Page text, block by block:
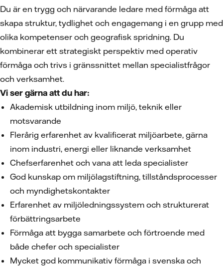
Du är en trygg och närvarande ledare med förmåga att
skapa struktur, tydlighet och engagemang i en grupp med
olika kompetenser och geografisk spridning. Du
kombinerar ett strategiskt perspektiv med operativ
förmåga och trivs i gränssnittet mellan specialistfrågor
och verksamhet.
Vi ser gärna att du har:
Akademisk utbildning inom miljö, teknik eller
motsvarande
Flerårig erfarenhet av kvalificerat miljöarbete, gärna
inom industri, energi eller liknande verksamhet
Chefserfarenhet och vana att leda specialister
God kunskap om miljölagstiftning, tillståndsprocesser
och myndighetskontakter
Erfarenhet av miljöledningssystem och strukturerat
förbättringsarbete
Förmåga att bygga samarbete och förtroende med
både chefer och specialister
Mycket god kommunikativ förmåga i svenska och